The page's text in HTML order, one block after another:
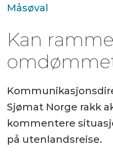
Måsøval
Kan ramme
Sjømat Norge rakk
kommentere
på utenlandsreise.